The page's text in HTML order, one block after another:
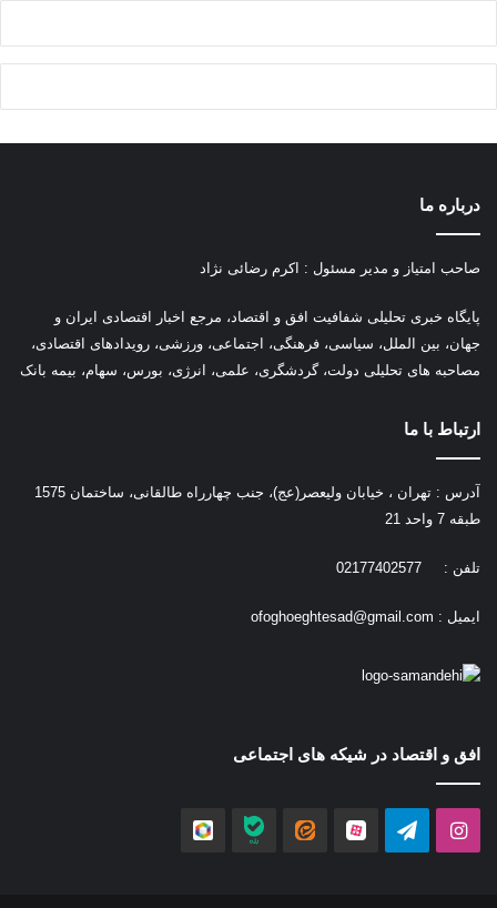
درباره ما
صاحب امتیاز و مدیر مسئول : اکرم رضائی نژاد
پایگاه خبری تحلیلی شفافیت افق و اقتصاد، مرجع اخبار اقتصادی ایران و
جهان، بین الملل، سیاسی، فرهنگی، اجتماعی، ورزشی، رویدادهای اقتصادی،
مصاحبه های تحلیلی دولت، گردشگری، علمی، انرژی، بورس، سهام، بیمه بانک
ارتباط با ما
آدرس : تهران ، خیابان ولیعصر(عج)، جنب چهارراه طالقانی، ساختمان 1575
طبقه 7 واحد 21
تلفن : 02177402577
ایمیل : ofoghoeghtesad@gmail.com
افق و اقتصاد در شیکه های اجتماعی
اینستاگرامتلگرام آپارات ایتا بله